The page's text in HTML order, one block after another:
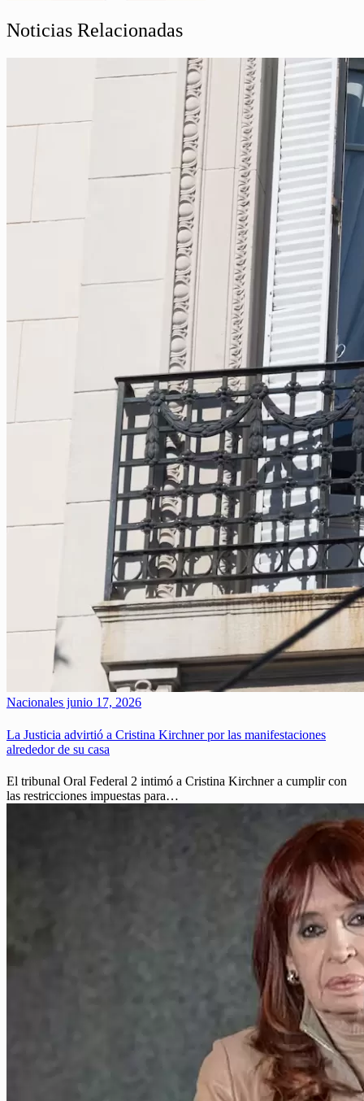
Noticias Relacionadas
Nacionales junio 17, 2026
La Justicia advirtió a Cristina Kirchner por las manifestaciones
alrededor de su casa
El tribunal Oral Federal 2 intimó a Cristina Kirchner a cumplir con
las restricciones impuestas para…